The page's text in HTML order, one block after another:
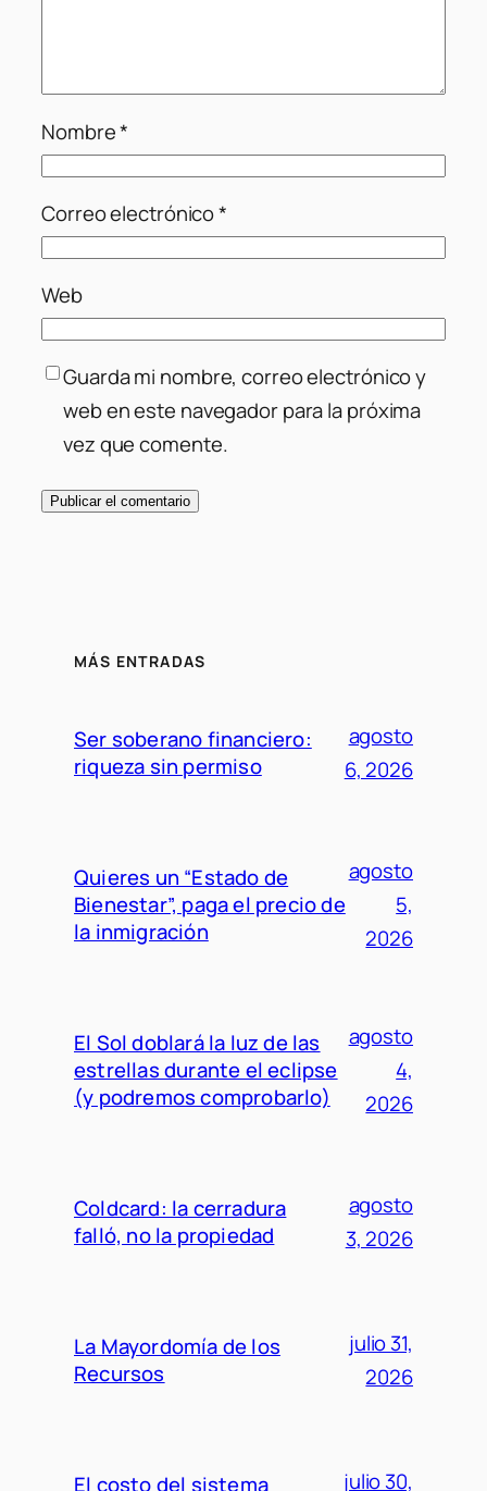
Nombre*
Correo electrónico*
Web
Guarda mi nombre, correo electrónico y
web en este navegador para la próxima
vez que comente.
MÁS ENTRADAS
Ser soberano financiero:
riqueza sin permiso
agosto
6, 2026
Quieres un “Estado de
Bienestar”, paga el precio de
la inmigración
agosto
5,
2026
El Sol doblará la luz de las
estrellas durante el eclipse
(y podremos comprobarlo)
agosto
4,
2026
Coldcard: la cerradura
falló, no la propiedad
agosto
3, 2026
La Mayordomía de los
Recursos
julio 31,
2026
El costo del sistema julio 30,